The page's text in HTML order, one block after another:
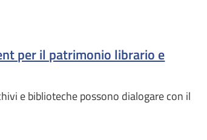
per il patrimonio librario e
e biblioteche possono dialogare con il